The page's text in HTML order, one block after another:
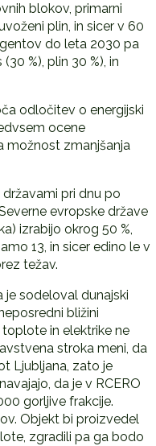
blokov, primarni
plin, in sicer v 60
do leta 2030 pa
%), plin 30 %), in
odločitev o energijski
ocene
možnost zmanjšanja
pri dnu po
evropske države
izrabijo okrog 50 %,
13, in sicer edino le v
težav.
je sodeloval dunajski
bližini
in elektrike ne
stroka meni, da
Ljubljana, zato je
da je v RCERO
gorljive frakcije.
Objekt bi proizvedel
zgradili pa ga bodo